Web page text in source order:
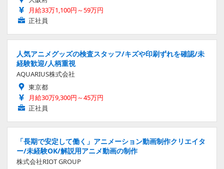
月給33万1,100円～59万円
正社員
人気アニメグッズの検査スタッフ/キズや印刷ずれを確認/未
経験歓迎/人柄重視
AQUARIUS株式会社
東京都
月給30万9,300円～45万円
正社員
「長期で安定して働く」アニメーション動画制作クリエイタ
ー/未経験OK/解説用アニメ動画の制作
株式会社RIOT GROUP